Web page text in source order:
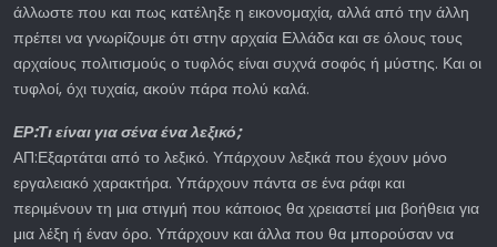
άλλωστε που και πως κατέληξε η εικονομαχία, αλλά από την άλλη
πρέπει να γνωρίζουμε ότι στην αρχαία Ελλάδα και σε όλους τους
αρχαίους πολιτισμούς ο τυφλός είναι συχνά σοφός ή μύστης. Και οι
τυφλοί, όχι τυχαία, ακούν πάρα πολύ καλά.
ΕΡ:Τι είναι για σένα ένα λεξικό;
ΑΠ:Εξαρτάται από το λεξικό. Υπάρχουν λεξικά που έχουν μόνο
εργαλειακό χαρακτήρα. Υπάρχουν πάντα σε ένα ράφι και
περιμένουν τη μια στιγμή που κάποιος θα χρειαστεί μια βοήθεια για
μια λέξη ή έναν όρο. Υπάρχουν και άλλα που θα μπορούσαν να